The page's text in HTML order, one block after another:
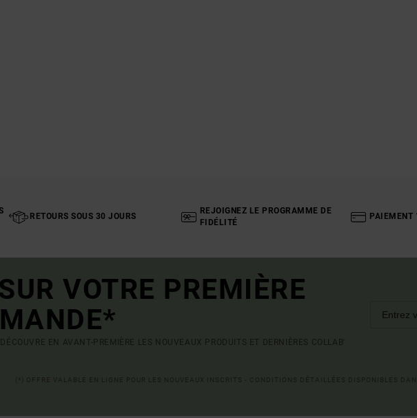
RETOURS SOUS 30 JOURS
REJOIGNEZ LE PROGRAMME DE
FIDÉLITÉ
PAIEMENT
VOTRE PREMIÈRE
EN AVANT-PREMIÈRE LES NOUVEAUX PRODUITS ET DERNIÈRES COLLAB'